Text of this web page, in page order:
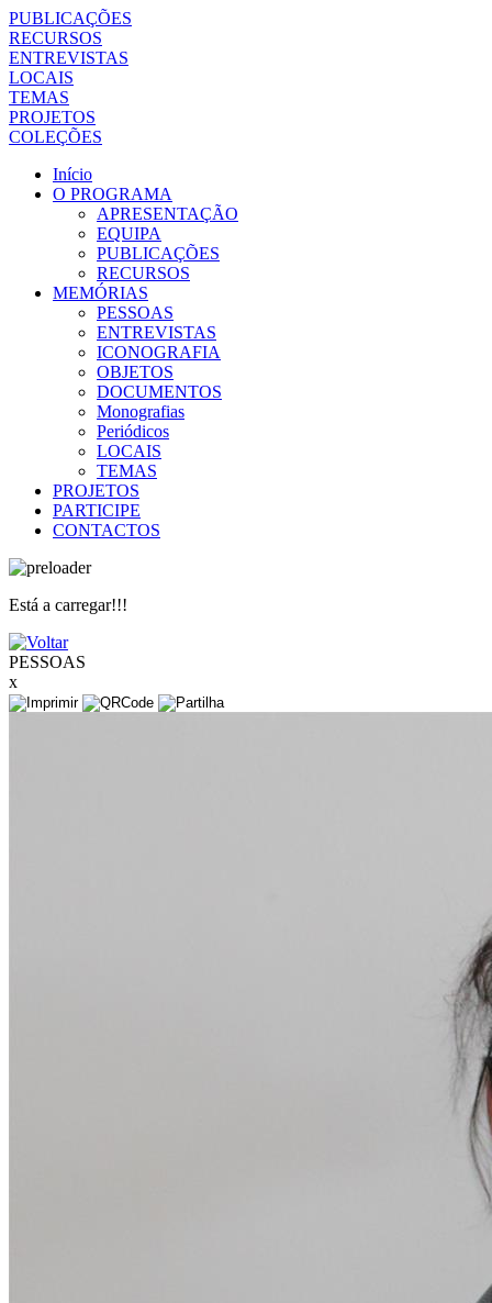
PUBLICAÇÕES
RECURSOS
ENTREVISTAS
LOCAIS
TEMAS
PROJETOS
COLEÇÕES
Início
O PROGRAMA
APRESENTAÇÃO
EQUIPA
PUBLICAÇÕES
RECURSOS
MEMÓRIAS
PESSOAS
ENTREVISTAS
ICONOGRAFIA
OBJETOS
DOCUMENTOS
Monografias
Periódicos
LOCAIS
TEMAS
PROJETOS
PARTICIPE
CONTACTOS
Está a carregar!!!
PESSOAS
x